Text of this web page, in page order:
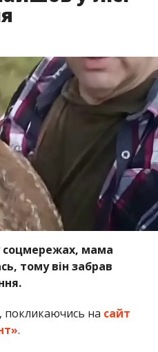
соцмережах, мама
тому він забрав
, покликаючись на сайт
.